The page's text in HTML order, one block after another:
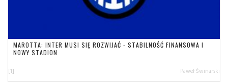
MAROTTA: INTER MUSI SIĘ ROZWIJAĆ - STABILNOŚĆ FINANSOWA I
NOWY STADION
[1] Paweł Świnarski